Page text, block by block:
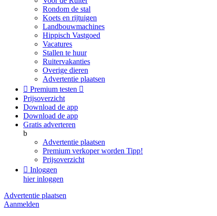
Rondom de stal
Koets en rijtuigen
Landbouwmachines
Hippisch Vastgoed
Vacatures
Stallen te huur
Ruitervakanties
Overige dieren
Advertentie plaatsen
 Premium testen 
Prijsoverzicht
Download de app
Download de app
Gratis adverteren
b
Advertentie plaatsen
Premium verkoper worden Tipp!
Prijsoverzicht
 Inloggen
hier inloggen
Advertentie plaatsen
Aanmelden